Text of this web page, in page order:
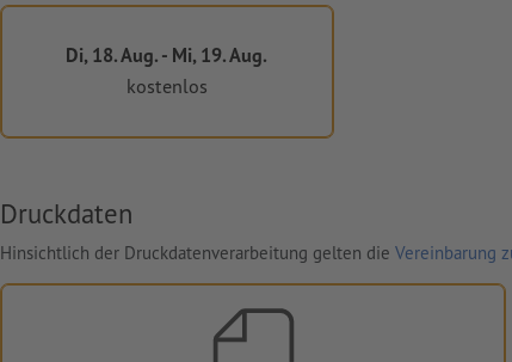
Di, 18. Aug. - Mi, 19. Aug.
kostenlos
Druckdaten
Hinsichtlich der Druckdatenverarbeitung gelten die Vereinbarung